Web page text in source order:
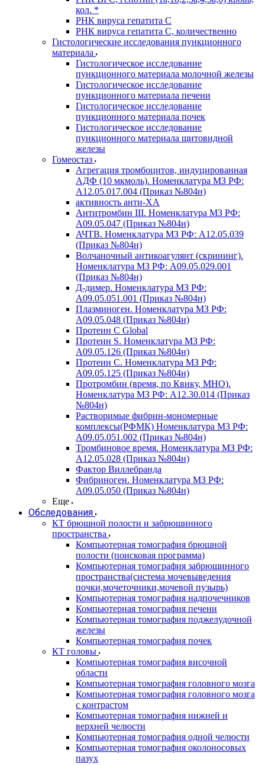
кол. *
РНК вируса гепатита C
РНК вируса гепатита C, количественно
Гистологические исследования пункционного
материала
Гистологическое исследование
пункционного материала молочной железы
Гистологическое исследование
пункционного материала печени
Гистологическое исследование
пункционного материала почек
Гистологическое исследование
пункционного материала щитовидной
железы
Гомеостаз
Агрегация тромбоцитов, индуцированная
АДФ (10 мкмоль). Номенклатура МЗ РФ:
A12.05.017.004 (Приказ №804н)
активность анти-ХА
Антитромбин III. Номенклатура МЗ РФ:
A09.05.047 (Приказ №804н)
АЧТВ. Номенклатура МЗ РФ: A12.05.039
(Приказ №804н)
Волчаночный антикоагулянт (скрининг).
Номенклатура МЗ РФ: A09.05.029.001
(Приказ №804н)
Д-димер. Номенклатура МЗ РФ:
A09.05.051.001 (Приказ №804н)
Плазминоген. Номенклатура МЗ РФ:
A09.05.048 (Приказ №804н)
Протеин C Global
Протеин S. Номенклатура МЗ РФ:
A09.05.126 (Приказ №804н)
Протеин С. Номенклатура МЗ РФ:
A09.05.125 (Приказ №804н)
Протромбин (время, по Квику, МНО).
Номенклатура МЗ РФ: A12.30.014 (Приказ
№804н)
Растворимые фибрин-мономерные
комплексы(РФМК) Номенклатура МЗ РФ:
A09.05.051.002 (Приказ №804н)
Тромбиновое время. Номенклатура МЗ РФ:
A12.05.028 (Приказ №804н)
Фактор Виллебранда
Фибриноген. Номенклатура МЗ РФ:
A09.05.050 (Приказ №804н)
Еще
Обследования
КТ брюшной полости и забрюшинного
пространства
Компьютерная томография брюшной
полости (поисковая программа)
Компьютерная томография забрюшинного
пространства(система мочевыведения
почки,мочеточники,мочевой пузырь)
Компьютерная томография надпочечников
Компьютерная томография печени
Компьютерная томография поджелудочной
железы
Компьютерная томография почек
КТ головы
Компьютерная томография височной
области
Компьютерная томография головного мозга
Компьютерная томография головного мозга
с контрастом
Компьютерная томография нижней и
верхней челюсти
Компьютерная томография одной челюсти
Компьютерная томография околоносовых
пазух